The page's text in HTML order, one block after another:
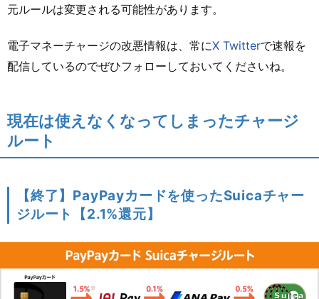
元ルールは変更される可能性があります。
電子マネーチャージの改悪情報は、常にX Twitterで速報を
配信しているのでぜひフォローしておいてくださいね。
現在は使えなくなってしまったチャージ
ルート
【終了】PayPayカードを使ったSuicaチャー
ジルート【2.1%還元】